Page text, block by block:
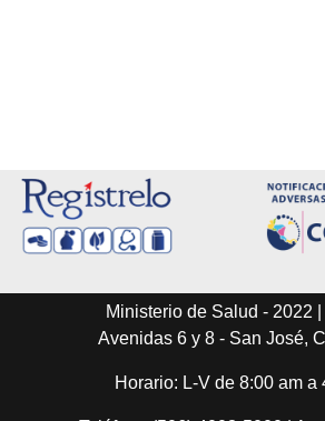
Ministerio de Salud - 2022
Avenidas 6 y 8 - San José,
Horario: L-V de 8:00 am a